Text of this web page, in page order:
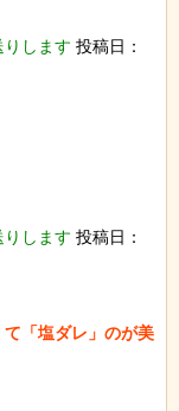
します 投稿日：
します 投稿日：
「塩ダレ」のが美